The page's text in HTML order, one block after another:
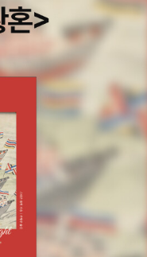
친구에게 반하지 않을 수
편을 만나기 위해서였다
지만, 아마도 곰곰 생각
닐까?란 생각을 종종 하
우리가 우리끼리 느끼
줄 수 없을 것이다.이 경
아니라 즐거움이고 찬사
처를 주거나 배신할 위
위험 없이, 옷을 입고 장식
리 몸의 즐거움을 찬미하
을 긍정적으로 제공
름다움이 모든 이야기를
만든 '실리 심포니'라는
주는데- <아기늑대들과 돼
미리 살펴보다가, 돼지 두
기늑대에게 트럼펫을 불게
부네'인 걸 보고 애들 보여
지. 차라리 최근 영화들에
은 거 보여주고 싶어도
겔은 <끝내주는 괴물들
이야기에 느끼는 불편함
에 왕자가 그녀에게 매료
누운 채, 저항하지도, 반응
가 너무 많아 정신이 없었
하고 아름다운 봄날, 모
축하와 위로의 말을 전
진 속 이재명의 ‘부족했습
지현의 인터뷰를 읽으면
다. 이제 그만 울고, 이제
불안, 두려움과 걱정이 더
게 말했다. 주님이 내 기
지만. 아니, 내 모든 기도
한 끝없는 매달림이지만.
다시 또 기도하기로 했
했다. 친구에게 책을 보내
걸 만들어 주고, 빨래를 돌